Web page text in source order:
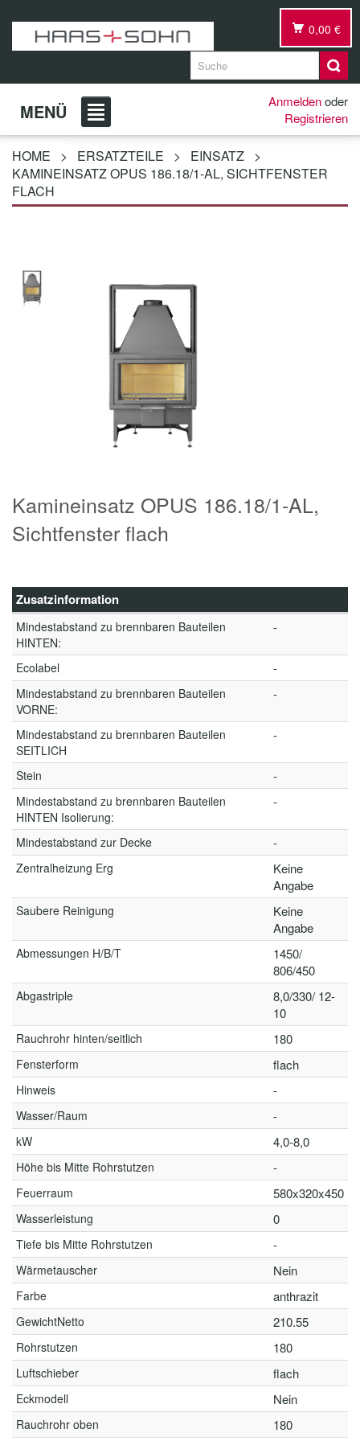
0,00 €
MENÜ Anmeldenoder
Registrieren
HOME > ERSATZTEILE > EINSATZ >
KAMINEINSATZ OPUS 186.18/1-AL, SICHTFENSTER
FLACH
Kamineinsatz OPUS 186.18/1-AL,
Sichtfenster flach
Zusatzinformation
Mindestabstand zu brennbaren Bauteilen
HINTEN:
-
Ecolabel -
Mindestabstand zu brennbaren Bauteilen
VORNE:
-
Mindestabstand zu brennbaren Bauteilen
SEITLICH
-
Stein -
Mindestabstand zu brennbaren Bauteilen
HINTEN Isolierung:
-
Mindestabstand zur Decke -
Zentralheizung Erg
Keine
Angabe
Saubere Reinigung
Keine
Angabe
Abmessungen H/B/T
1450/
806/450
Abgastriple
8,0/330/ 12-
10
Rauchrohr hinten/seitlich 180
Fensterform flach
Hinweis -
Wasser/Raum -
kW 4,0-8,0
Höhe bis Mitte Rohrstutzen -
Feuerraum 580x320x450
Wasserleistung 0
Tiefe bis Mitte Rohrstutzen -
Wärmetauscher Nein
Farbe anthrazit
GewichtNetto 210.55
Rohrstutzen 180
Luftschieber flach
Eckmodell Nein
Rauchrohr oben 180